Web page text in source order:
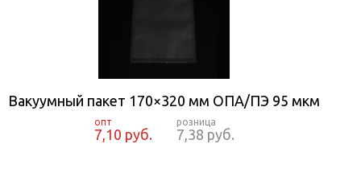
Вакуумный пакет 170×320 мм ОПА/ПЭ 95 мкм
7,10 руб. 7,38 руб.